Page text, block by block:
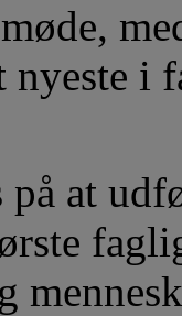
nyeste
at